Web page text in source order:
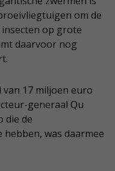
om de
op grote
daarvoor nog
17 miljoen euro
generaal Qu
die de
was daarmee